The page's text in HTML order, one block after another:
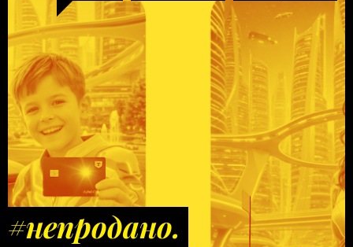
#непродано.